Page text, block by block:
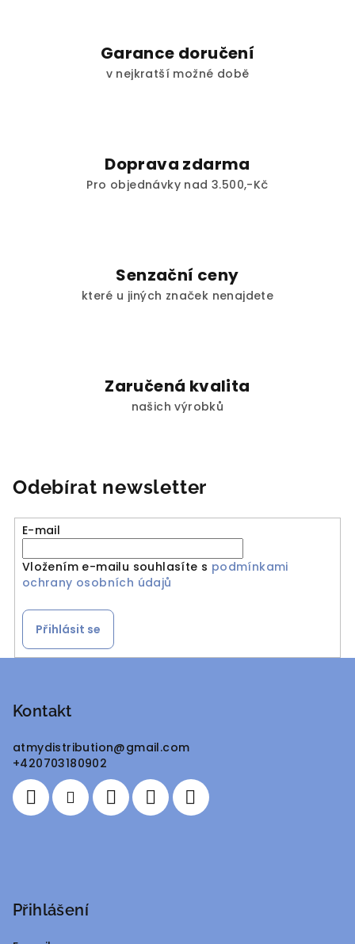
p
r
ý
p
Garance doručení
v nejkratší možné době
Doprava zdarma
Pro objednávky nad 3.500,-Kč
Senzační ceny
které u jiných značek nenajdete
Zaručená kvalita
našich výrobků
Odebírat newsletter
E-mail
Vložením e-mailu souhlasíte s podmínkami
ochrany osobních údajů
Přihlásit se
Kontakt
atmydistribution@gmail.com
+420703180902
Přihlášení